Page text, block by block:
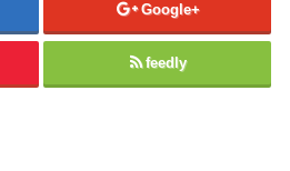
Google+
feedly